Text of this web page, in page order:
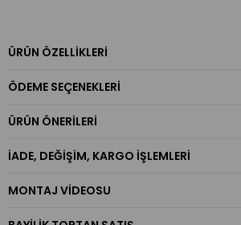
ÜRÜN ÖZELLIKLERI
ÖDEME SEÇENEKLERI
ÜRÜN ÖNERILERI
İADE, DEĞIŞIM, KARGO İŞLEMLERI
MONTAJ VIDEOSU